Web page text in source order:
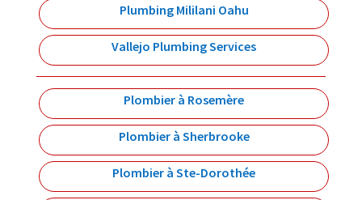
Plumbing Mililani Oahu
Vallejo Plumbing Services
Plombier à Rosemère
Plombier à Sherbrooke
Plombier à Ste-Dorothée